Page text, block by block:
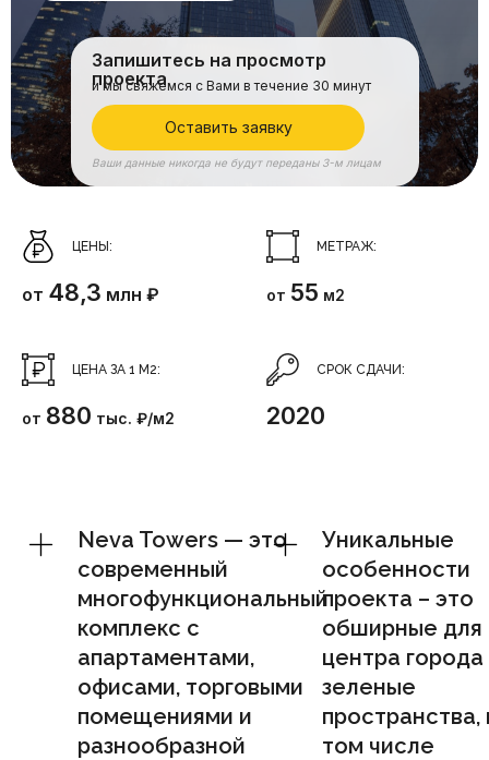
Запишитесь на просмотр
проекта
и мы свяжемся с Вами в течение 30 минут
Ваши данные никогда не будут переданы 3-м лицам
Оставить заявку
ЦЕНЫ:
от 48,3 млн ₽
МЕТРАЖ:
от 55 м2
ЦЕНА ЗА 1 М2:
от 880 тыс. ₽/м2
СРОК СДАЧИ:
2020
Neva Towers — это
современный
многофункциональный
комплекс с
апартаментами,
офисами, торговыми
помещениями и
разнообразной
Уникальные
особенности
проекта – это
обширные для
центра города
зеленые
пространства,
том числе